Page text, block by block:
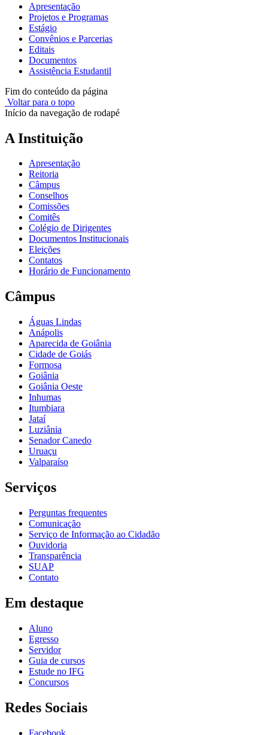
Apresentação
Projetos e Programas
Estágio
Convênios e Parcerias
Editais
Documentos
Assistência Estudantil
Fim do conteúdo da página
Voltar para o topo
Início da navegação de rodapé
A Instituição
Apresentação
Reitoria
Câmpus
Conselhos
Comissões
Comitês
Colégio de Dirigentes
Documentos Institucionais
Eleições
Contatos
Horário de Funcionamento
Câmpus
Águas Lindas
Anápolis
Aparecida de Goiânia
Cidade de Goiás
Formosa
Goiânia
Goiânia Oeste
Inhumas
Itumbiara
Jataí
Luziânia
Senador Canedo
Uruaçu
Valparaíso
Serviços
Perguntas frequentes
Comunicação
Serviço de Informação ao Cidadão
Ouvidoria
Transparência
SUAP
Contato
Em destaque
Aluno
Egresso
Servidor
Guia de cursos
Estude no IFG
Concursos
Redes Sociais
Facebook